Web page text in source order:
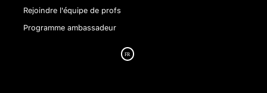
Rejoindre l'équipe de profs
Programme ambassadeur